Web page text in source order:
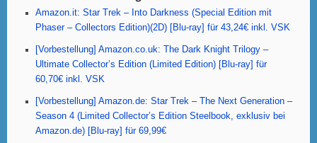
o
o
k
p
p
Amazon.it: Star Trek – Into Darkness (Special Edition mit
Phaser – Collectors Edition)(2D) [Blu-ray] für 43,24€ inkl. VSK
[Vorbestellung] Amazon.co.uk: The Dark Knight Trilogy –
Ultimate Collector’s Edition (Limited Edition) [Blu-ray] für
60,70€ inkl. VSK
[Vorbestellung] Amazon.de: Star Trek – The Next Generation –
Season 4 (Limited Collector’s Edition Steelbook, exklusiv bei
Amazon.de) [Blu-ray] für 69,99€